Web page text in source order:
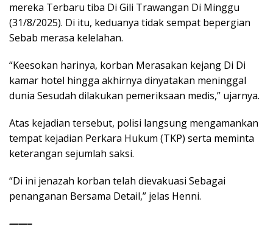
mereka Terbaru tiba Di Gili Trawangan Di Minggu
(31/8/2025). Di itu, keduanya tidak sempat bepergian
Sebab merasa kelelahan.
“Keesokan harinya, korban Merasakan kejang Di Di
kamar hotel hingga akhirnya dinyatakan meninggal
dunia Sesudah dilakukan pemeriksaan medis,” ujarnya.
Atas kejadian tersebut, polisi langsung mengamankan
tempat kejadian Perkara Hukum (TKP) serta meminta
keterangan sejumlah saksi.
“Di ini jenazah korban telah dievakuasi Sebagai
penanganan Bersama Detail,” jelas Henni.
——–